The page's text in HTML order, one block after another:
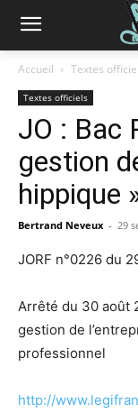
Accueil Textes
Textes officiels
JO : Bac
gestion
hippique
Bertrand Neveux - 29
JORF n°0226 du
Arrêté du 30 août
gestion de
professionnel
http://